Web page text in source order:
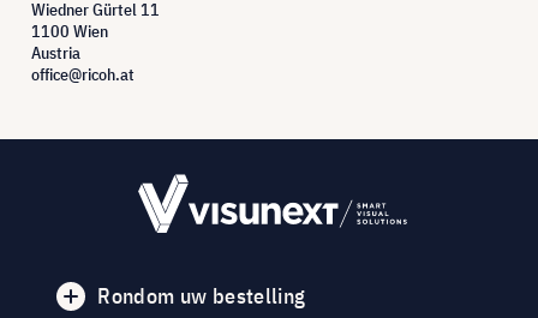
Wiedner Gürtel 11
1100 Wien
Austria
office@ricoh.at
Rondom uw bestelling